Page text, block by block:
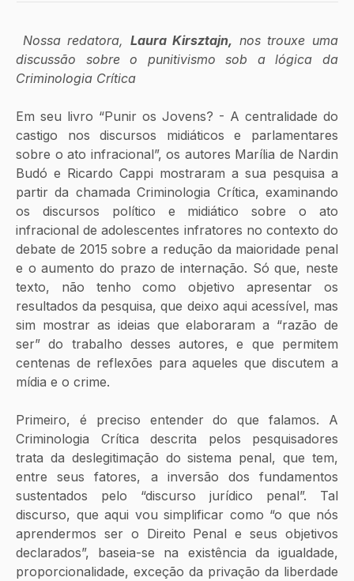
Nossa redatora, Laura Kirsztajn, nos trouxe uma
discussão sobre o punitivismo sob a lógica da
Criminologia Crítica
Em seu livro “Punir os Jovens? - A centralidade do
castigo nos discursos midiáticos e parlamentares
sobre o ato infracional”, os autores Marília de Nardin
Budó e Ricardo Cappi mostraram a sua pesquisa a
partir da chamada Criminologia Crítica, examinando
os discursos político e midiático sobre o ato
infracional de adolescentes infratores no contexto do
debate de 2015 sobre a redução da maioridade penal
e o aumento do prazo de internação. Só que, neste
texto, não tenho como objetivo apresentar os
resultados da pesquisa, que deixo aqui acessível, mas
sim mostrar as ideias que elaboraram a “razão de
ser” do trabalho desses autores, e que permitem
centenas de reflexões para aqueles que discutem a
mídia e o crime.
Primeiro, é preciso entender do que falamos. A
Criminologia Crítica descrita pelos pesquisadores
trata da deslegitimação do sistema penal, que tem,
entre seus fatores, a inversão dos fundamentos
sustentados pelo “discurso jurídico penal”. Tal
discurso, que aqui vou simplificar como “o que nós
aprendermos ser o Direito Penal e seus objetivos
declarados”, baseia-se na existência da igualdade,
proporcionalidade, exceção da privação da liberdade